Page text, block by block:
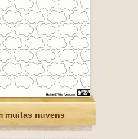
muitas nuvens